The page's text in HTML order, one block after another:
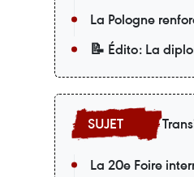
La Pologne
📝 Édito: La
La 20e Foire